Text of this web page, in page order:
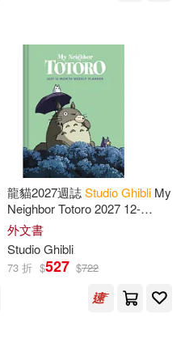
龍貓2027週誌StudioGhibli My
Neighbor Totoro 2027 12-
Month Weekly Planner
外文書
StudioGhibli
73 折 $527 $722